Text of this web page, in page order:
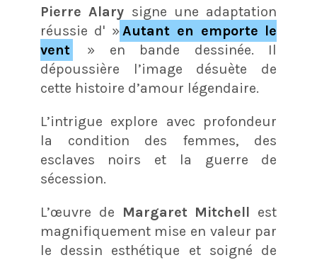
Pierre Alary signe une adaptation
réussie d' »Autant en emporte le
vent
» en bande dessinée. Il
dépoussière l’image désuète de
cette histoire d’amour légendaire.
L’intrigue explore avec profondeur
la condition des femmes, des
esclaves noirs et la guerre de
sécession.
L’œuvre de Margaret Mitchell est
magnifiquement mise en valeur par
le dessin esthétique et soigné de